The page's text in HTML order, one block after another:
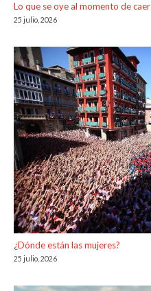
Lo que se oye al momento de caer
25 julio, 2026
¿Dónde están las mujeres?
25 julio, 2026